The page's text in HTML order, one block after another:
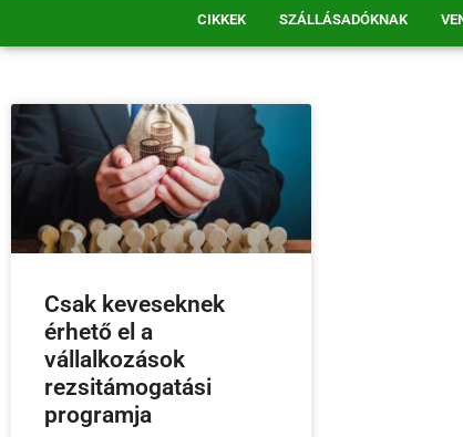
CIKKEK SZÁLLÁSADÓKNAK
Csak keveseknek
érhető el a
vállalkozások
rezsitámogatási
programja